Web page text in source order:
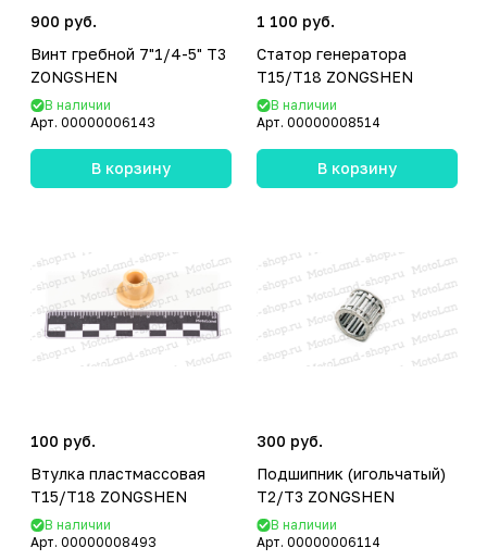
900 руб.
Винт гребной 7"1/4-5" T3
ZONGSHEN
В наличии
Арт. 00000006143
В корзину
1 100 руб.
Статор генератора
T15/T18 ZONGSHEN
В наличии
Арт. 00000008514
В корзину
100 руб.
Втулка пластмассовая
T15/T18 ZONGSHEN
В наличии
Арт. 00000008493
300 руб.
Подшипник (игольчатый)
T2/T3 ZONGSHEN
В наличии
Арт. 00000006114